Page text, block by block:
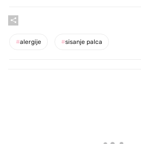
#alergije #sisanje palca